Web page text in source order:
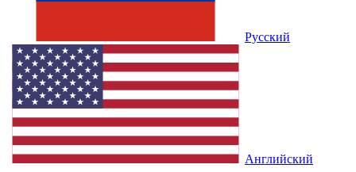
Русский
Английский